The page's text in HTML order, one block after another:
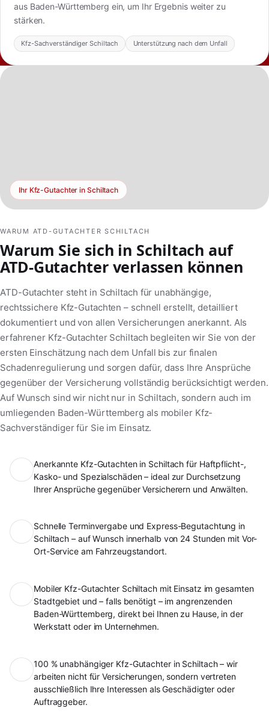
aus Baden-Württemberg ein, um Ihr Ergebnis weiter zu
stärken.
Kfz-Sachverständiger Schiltach Unterstützung nach dem Unfall
Ihr Kfz-Gutachter in Schiltach
WARUM ATD-GUTACHTER SCHILTACH
Warum Sie sich in Schiltach auf
ATD-Gutachter verlassen können
ATD-Gutachter steht in Schiltach für unabhängige,
rechtssichere Kfz-Gutachten – schnell erstellt, detailliert
dokumentiert und von allen Versicherungen anerkannt. Als
erfahrener Kfz-Gutachter Schiltach begleiten wir Sie von der
ersten Einschätzung nach dem Unfall bis zur finalen
Schadenregulierung und sorgen dafür, dass Ihre Ansprüche
gegenüber der Versicherung vollständig berücksichtigt werden.
Auf Wunsch sind wir nicht nur in Schiltach, sondern auch im
umliegenden Baden-Württemberg als mobiler Kfz-
Sachverständiger für Sie im Einsatz.
Anerkannte Kfz-Gutachten in Schiltach für Haftpflicht-,
Kasko- und Spezialschäden – ideal zur Durchsetzung
Ihrer Ansprüche gegenüber Versicherern und Anwälten.
Schnelle Terminvergabe und Express-Begutachtung in
Schiltach – auf Wunsch innerhalb von 24 Stunden mit Vor-
Ort-Service am Fahrzeugstandort.
Mobiler Kfz-Gutachter Schiltach mit Einsatz im gesamten
Stadtgebiet und – falls benötigt – im angrenzenden
Baden-Württemberg, direkt bei Ihnen zu Hause, in der
Werkstatt oder im Unternehmen.
100 % unabhängiger Kfz-Gutachter in Schiltach – wir
arbeiten nicht für Versicherungen, sondern vertreten
ausschließlich Ihre Interessen als Geschädigter oder
Auftraggeber.